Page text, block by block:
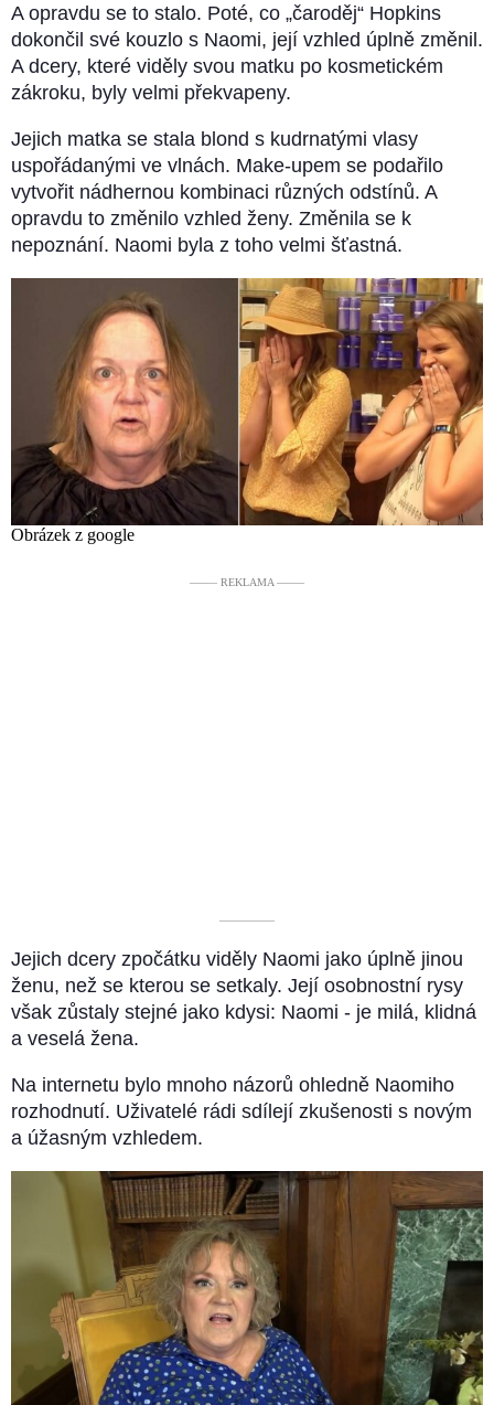
A opravdu se to stalo. Poté, co „čaroděj“ Hopkins
dokončil své kouzlo s Naomi, její vzhled úplně změnil.
A dcery, které viděly svou matku po kosmetickém
zákroku, byly velmi překvapeny.
Jejich matka se stala blond s kudrnatými vlasy
uspořádanými ve vlnách. Make-upem se podařilo
vytvořit nádhernou kombinaci různých odstínů. A
opravdu to změnilo vzhled ženy. Změnila se k
nepoznání. Naomi byla z toho velmi šťastná.
Obrázek z google
––––– REKLAMA –––––
––––––––––
Jejich dcery zpočátku viděly Naomi jako úplně jinou
ženu, než se kterou se setkaly. Její osobnostní rysy
však zůstaly stejné jako kdysi: Naomi - je milá, klidná
a veselá žena.
Na internetu bylo mnoho názorů ohledně Naomiho
rozhodnutí. Uživatelé rádi sdílejí zkušenosti s novým
a úžasným vzhledem.